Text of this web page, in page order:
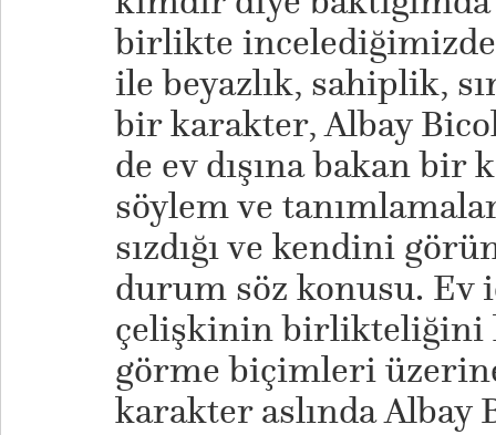
birlikte
ile beyazlık, sahiplik,
bir karakter, Albay
de ev dışına bakan bir
söylem ve
sızdığı ve kendini
durum söz konusu. Ev
çelişkinin birlikteliğini
görme biçimleri
karakter aslında Albay